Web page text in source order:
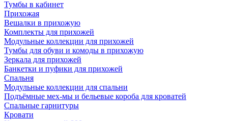
Тумбы в кабинет
Прихожая
Вешалки в прихожую
Комплекты для прихожей
Модульные коллекции для прихожей
Тумбы для обуви и комоды в прихожую
Зеркала для прихожей
Банкетки и пуфики для прихожей
Спальня
Модульные коллекции для спальни
Подъёмные мех-мы и бельевые короба для кроватей
Спальные гарнитуры
Кровати